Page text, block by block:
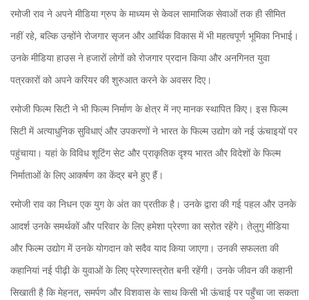
रमोजी राव ने अपने मीडिया ग्रुप के माध्यम से केवल सामाजिक सेवाओं तक ही सीमित
नहीं रहे, बल्कि उन्होंने रोजगार सृजन और आर्थिक विकास में भी महत्वपूर्ण भूमिका निभाई।
उनके मीडिया हाउस ने हजारों लोगों को रोजगार प्रदान किया और अनगिनत युवा
पत्रकारों को अपने करियर की शुरुआत करने के अवसर दिए।
रमोजी फिल्म सिटी ने भी फिल्म निर्माण के क्षेत्र में नए मानक स्थापित किए। इस फिल्म
सिटी में अत्याधुनिक सुविधाएं और उपकरणों ने भारत के फिल्म उद्योग को नई ऊंचाइयों पर
पहुंचाया। यहां के विविध शूटिंग सेट और प्राकृतिक दृश्य भारत और विदेशों के फिल्म
निर्माताओं के लिए आकर्षण का केंद्र बने हुए हैं।
रमोजी राव का निधन एक युग के अंत का प्रतीक है। उनके द्वारा की गई पहल और उनके
आदर्श उनके समर्थकों और परिवार के लिए हमेशा प्रेरणा का स्रोत रहेंगे। तेलुगु मीडिया
और फिल्म उद्योग में उनके योगदान को सदैव याद किया जाएगा। उनकी सफलता की
कहानियां नई पीढ़ी के युवाओं के लिए प्रेरणास्त्रोत बनी रहेंगी। उनके जीवन की कहानी
सिखाती है कि मेहनत, समर्पण और विशवास के साथ किसी भी ऊंचाई पर पहुँचा जा सकता